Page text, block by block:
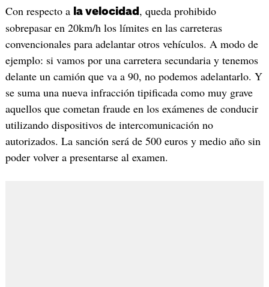
Con respecto a la velocidad , queda prohibido
sobrepasar en 20km/h los límites en las carreteras
convencionales para adelantar otros vehículos. A modo de
ejemplo: si vamos por una carretera secundaria y tenemos
delante un camión que va a 90, no podemos adelantarlo. Y
se suma una nueva infracción tipificada como muy grave
aquellos que cometan fraude en los exámenes de conducir
utilizando dispositivos de intercomunicación no
autorizados. La sanción será de 500 euros y medio año sin
poder volver a presentarse al examen.